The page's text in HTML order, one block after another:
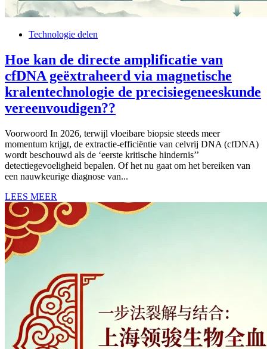
Technologie delen
Hoe kan de directe amplificatie van
cfDNA geëxtraheerd via magnetische
kralentechnologie de precisiegeneeskunde
vereenvoudigen??
Voorwoord In 2026, terwijl vloeibare biopsie steeds meer
momentum krijgt, de extractie-efficiëntie van celvrij DNA (cfDNA)
wordt beschouwd als de ‘eerste kritische hindernis’’
detectiegevoeligheid bepalen. Of het nu gaat om het bereiken van
een nauwkeurige diagnose van...
LEES MEER